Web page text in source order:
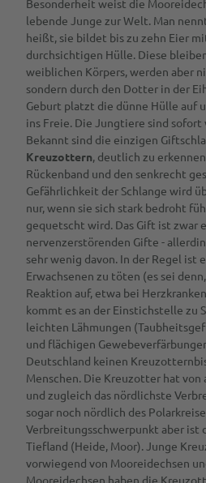
Besonderheit weist die
lebende Junge zur Welt. Man
heißt, sie bildet bis zu zehn Eier
durchsichtigen Hülle. Diese
weiblichen Körpers, werden aber
sondern durch den Dotter in der
Geburt platzt die dünne Hülle auf
ins Freie. Die Jungtiere sind
Bekannt sind die einzigen
Kreuzottern, deutlich zu
Rückenband und den senkrecht
Gefährlichkeit der Schlange wird
nur, wenn sie sich stark bedroht
gequetscht wird. Das Gift ist zwar
nervenzerstörenden Gifte -
sehr wenig davon. In der Regel ist
Erwachsenen zu töten (es sei
Reaktion auf, etwa bei
kommt es an der Einstichstelle zu
leichten Lähmungen
und flächigen
Deutschland keinen
Menschen. Die Kreuzotter hat von
und zugleich das nördlichste
sogar noch nördlich des
Verbreitungsschwerpunkt aber ist
Tiefland (Heide, Moor). Junge
vorwiegend von Mooreidechsen
Mooreidechsen haben die